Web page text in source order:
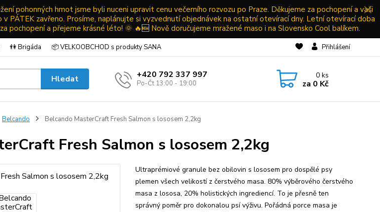
pohonných hmot jsme byli nuceni upravit cenu večerního rozvozu po Praze. Děkujeme za pochopení a vaši
PÁTEK zavřeno. Prosíme, naplánujte si vyzvednutí objednávek na ostatní otevírací dny. Letní otevírací doba
a přejeme krásné léto! 🌞 🔥🆕 Nově doručujeme mražené maso i na Slovensko Cool balíkem.
👫 Brigáda 📦 VELKOOBCHOD s produkty SANA Přihlášení
Hledat +420 792 337 997
Po-Čt 13:00 - 19:00
0ks
za 0 Kč
Belcando Belcando MasterCraft Fresh Salmon s lososem 2,2kg
Fresh Salmon s lososem 2,2kg
Ultraprémiové granule bez obilovin s lososem pro dospělé psy
plemen všech velikostí z čerstvého masa. 80% výběrového čerstvého
masa z lososa, 20% holistických ingrediencí. To je přesně ten
správný poměr pro dokonalou psí výživu. Pořádná porce masa je